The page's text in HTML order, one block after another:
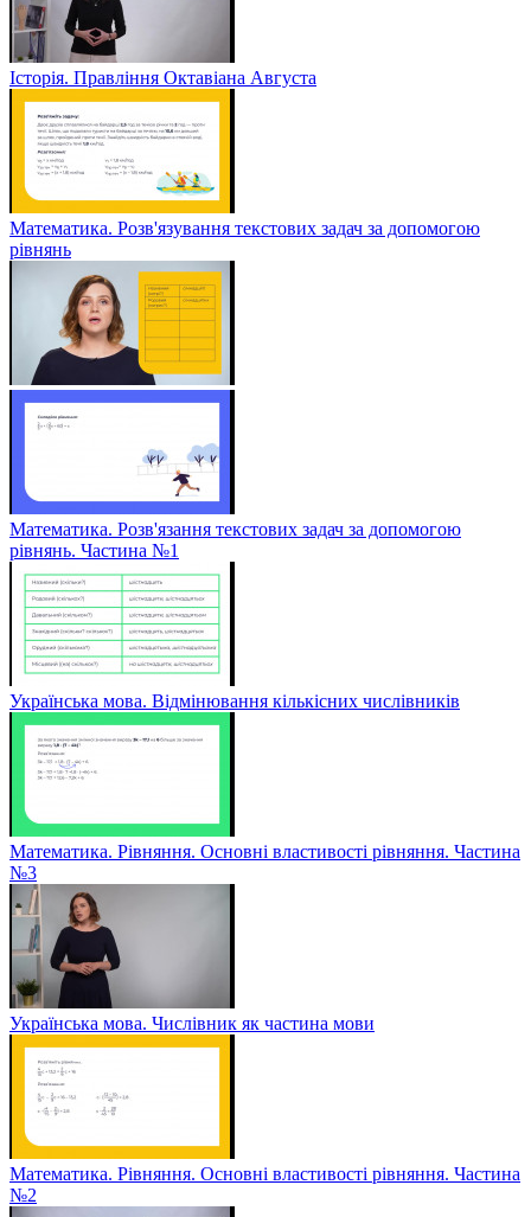
Історія. Правління Октавіана Августа
Математика. Розв'язування текстових задач за допомогою
рівнянь
Математика. Розв'язання текстових задач за допомогою
рівнянь. Частина №1
Українська мова. Відмінювання кількісних числівників
Математика. Рівняння. Основні властивості рівняння. Частина
№3
Українська мова. Числівник як частина мови
Математика. Рівняння. Основні властивості рівняння. Частина
№2